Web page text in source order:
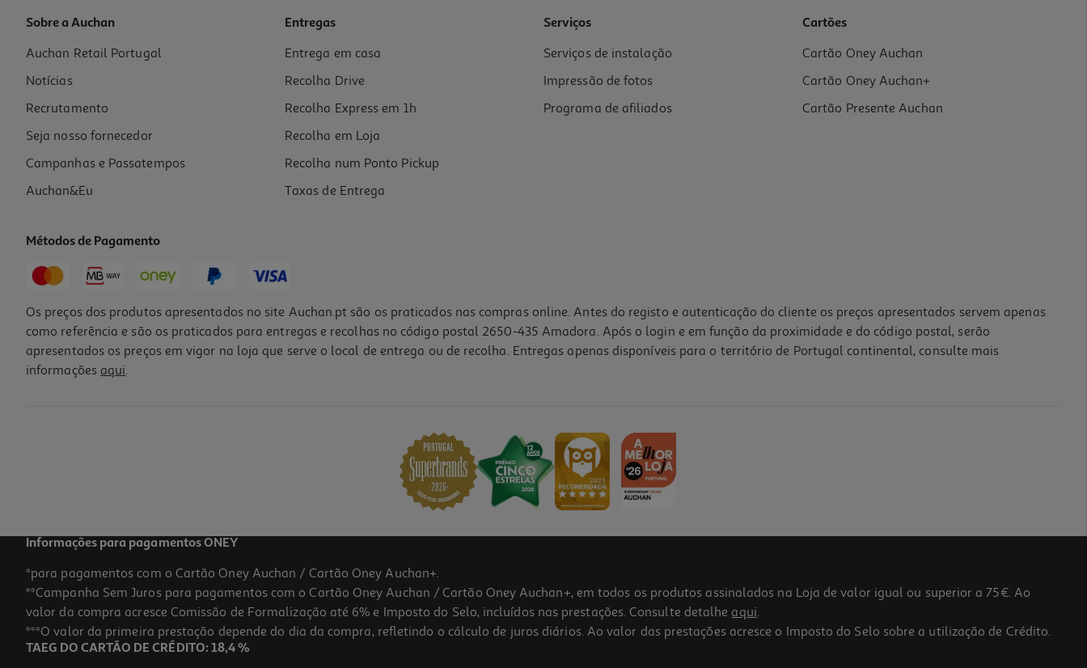
Vinho Tinto Raio De Luz Douro 0.75l
17.93 €/Lt
13,45 €
Sobre a Auchan
Auchan Retail Portugal
Notícias
Recrutamento
Seja nosso fornecedor
Campanhas e Passatempos
Auchan&Eu
Entregas
Entrega em casa
Recolha Drive
Recolha Express em 1h
Recolha em Loja
Recolha num Ponto Pickup
Taxas de Entrega
Serviços
Serviços de instalação
Impressão de fotos
Programa de afiliados
Cartões
Cartão Oney Auchan
Cartão Oney Auchan+
Cartão Presente Auchan
Métodos de Pagamento
Os preços dos produtos apresentados no site Auchan.pt são os praticados nas compras online. Antes do registo e autenticação do cliente os preços apresentados servem apenas
como referência e são os praticados para entregas e recolhas no código postal 2650-435 Amadora. Após o login e em função da proximidade e do código postal, serão
apresentados os preços em vigor na loja que serve o local de entrega ou de recolha. Entregas apenas disponíveis para o território de Portugal continental, consulte mais
informações aqui.
Informações para pagamentos ONEY
*para pagamentos com o Cartão Oney Auchan / Cartão Oney Auchan+.
**Campanha Sem Juros para pagamentos com o Cartão Oney Auchan / Cartão Oney Auchan+, em todos os produtos assinalados na Loja de valor igual ou superior a 75€. Ao
valor da compra acresce Comissão de Formalização até 6% e Imposto do Selo, incluídos nas prestações. Consulte detalhe aqui.
***O valor da primeira prestação depende do dia da compra, refletindo o cálculo de juros diários. Ao valor das prestações acresce o Imposto do Selo sobre a utilização de Crédito.
TAEG DO CARTÃO DE CRÉDITO: 18,4 %